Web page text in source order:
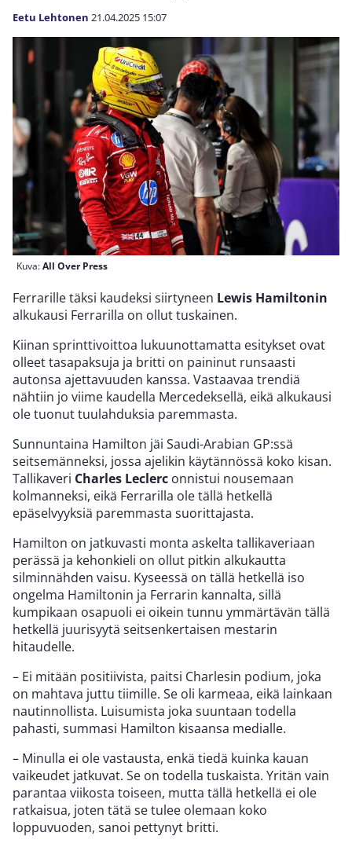
Eetu Lehtonen 21.04.2025 15:07
Kuva:All Over Press
Ferrarille täksi kaudeksi siirtyneen Lewis Hamiltonin
alkukausi Ferrarilla on ollut tuskainen.
Kiinan sprinttivoittoa lukuunottamatta esitykset ovat
olleet tasapaksuja ja britti on paininut runsaasti
autonsa ajettavuuden kanssa. Vastaavaa trendiä
nähtiin jo viime kaudella Mercedeksellä, eikä alkukausi
ole tuonut tuulahduksia paremmasta.
Sunnuntaina Hamilton jäi Saudi-Arabian GP:ssä
seitsemänneksi, jossa ajelikin käytännössä koko kisan.
Tallikaveri Charles Leclerc onnistui nousemaan
kolmanneksi, eikä Ferrarilla ole tällä hetkellä
epäselvyyksiä paremmasta suorittajasta.
Hamilton on jatkuvasti monta askelta tallikaveriaan
perässä ja kehonkieli on ollut pitkin alkukautta
silminnähden vaisu. Kyseessä on tällä hetkellä iso
ongelma Hamiltonin ja Ferrarin kannalta, sillä
kumpikaan osapuoli ei oikein tunnu ymmärtävän tällä
hetkellä juurisyytä seitsenkertaisen mestarin
hitaudelle.
– Ei mitään positiivista, paitsi Charlesin podium, joka
on mahtava juttu tiimille. Se oli karmeaa, eikä lainkaan
nautinnollista. Luisumista joka suuntaan todella
pahasti, summasi Hamilton kisaansa medialle.
– Minulla ei ole vastausta, enkä tiedä kuinka kauan
vaikeudet jatkuvat. Se on todella tuskaista. Yritän vain
parantaa viikosta toiseen, mutta tällä hetkellä ei ole
ratkaisua, joten tätä se tulee olemaan koko
loppuvuoden, sanoi pettynyt britti.